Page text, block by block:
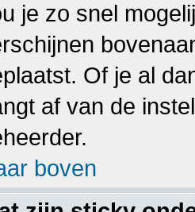
je zo snel
Of je al
af van de
boven